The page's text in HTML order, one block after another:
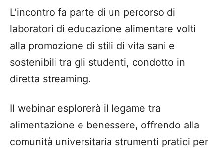
L’incontro fa parte di un percorso di
laboratori di educazione alimentare volti
alla promozione di stili di vita sani e
sostenibili tra gli studenti, condotto in
diretta streaming.
Il webinar esplorerà il legame tra
alimentazione e benessere, offrendo alla
comunità universitaria strumenti pratici per